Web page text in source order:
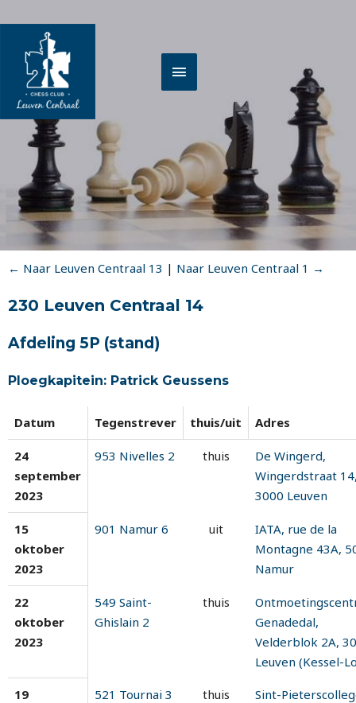
naar
inhoud
← Naar Leuven Centraal 13 | Naar Leuven Centraal 1 →
230 Leuven Centraal 14
Afdeling 5P (stand)
Ploegkapitein: Patrick Geussens
Datum Tegenstrever thuis/uit Adres
24
september
2023
953 Nivelles 2 thuis
De Wingerd,
Wingerdstraat
3000 Leuven
15
oktober
2023
901 Namur 6 uit
IATA, rue de la
Montagne 43A,
Namur
22
oktober
2023
549 Saint-
Ghislain 2
thuis
Genadedal,
Velderblok 2A,
Leuven (Kessel-
19
521 Tournai 3 thuis
Sint-